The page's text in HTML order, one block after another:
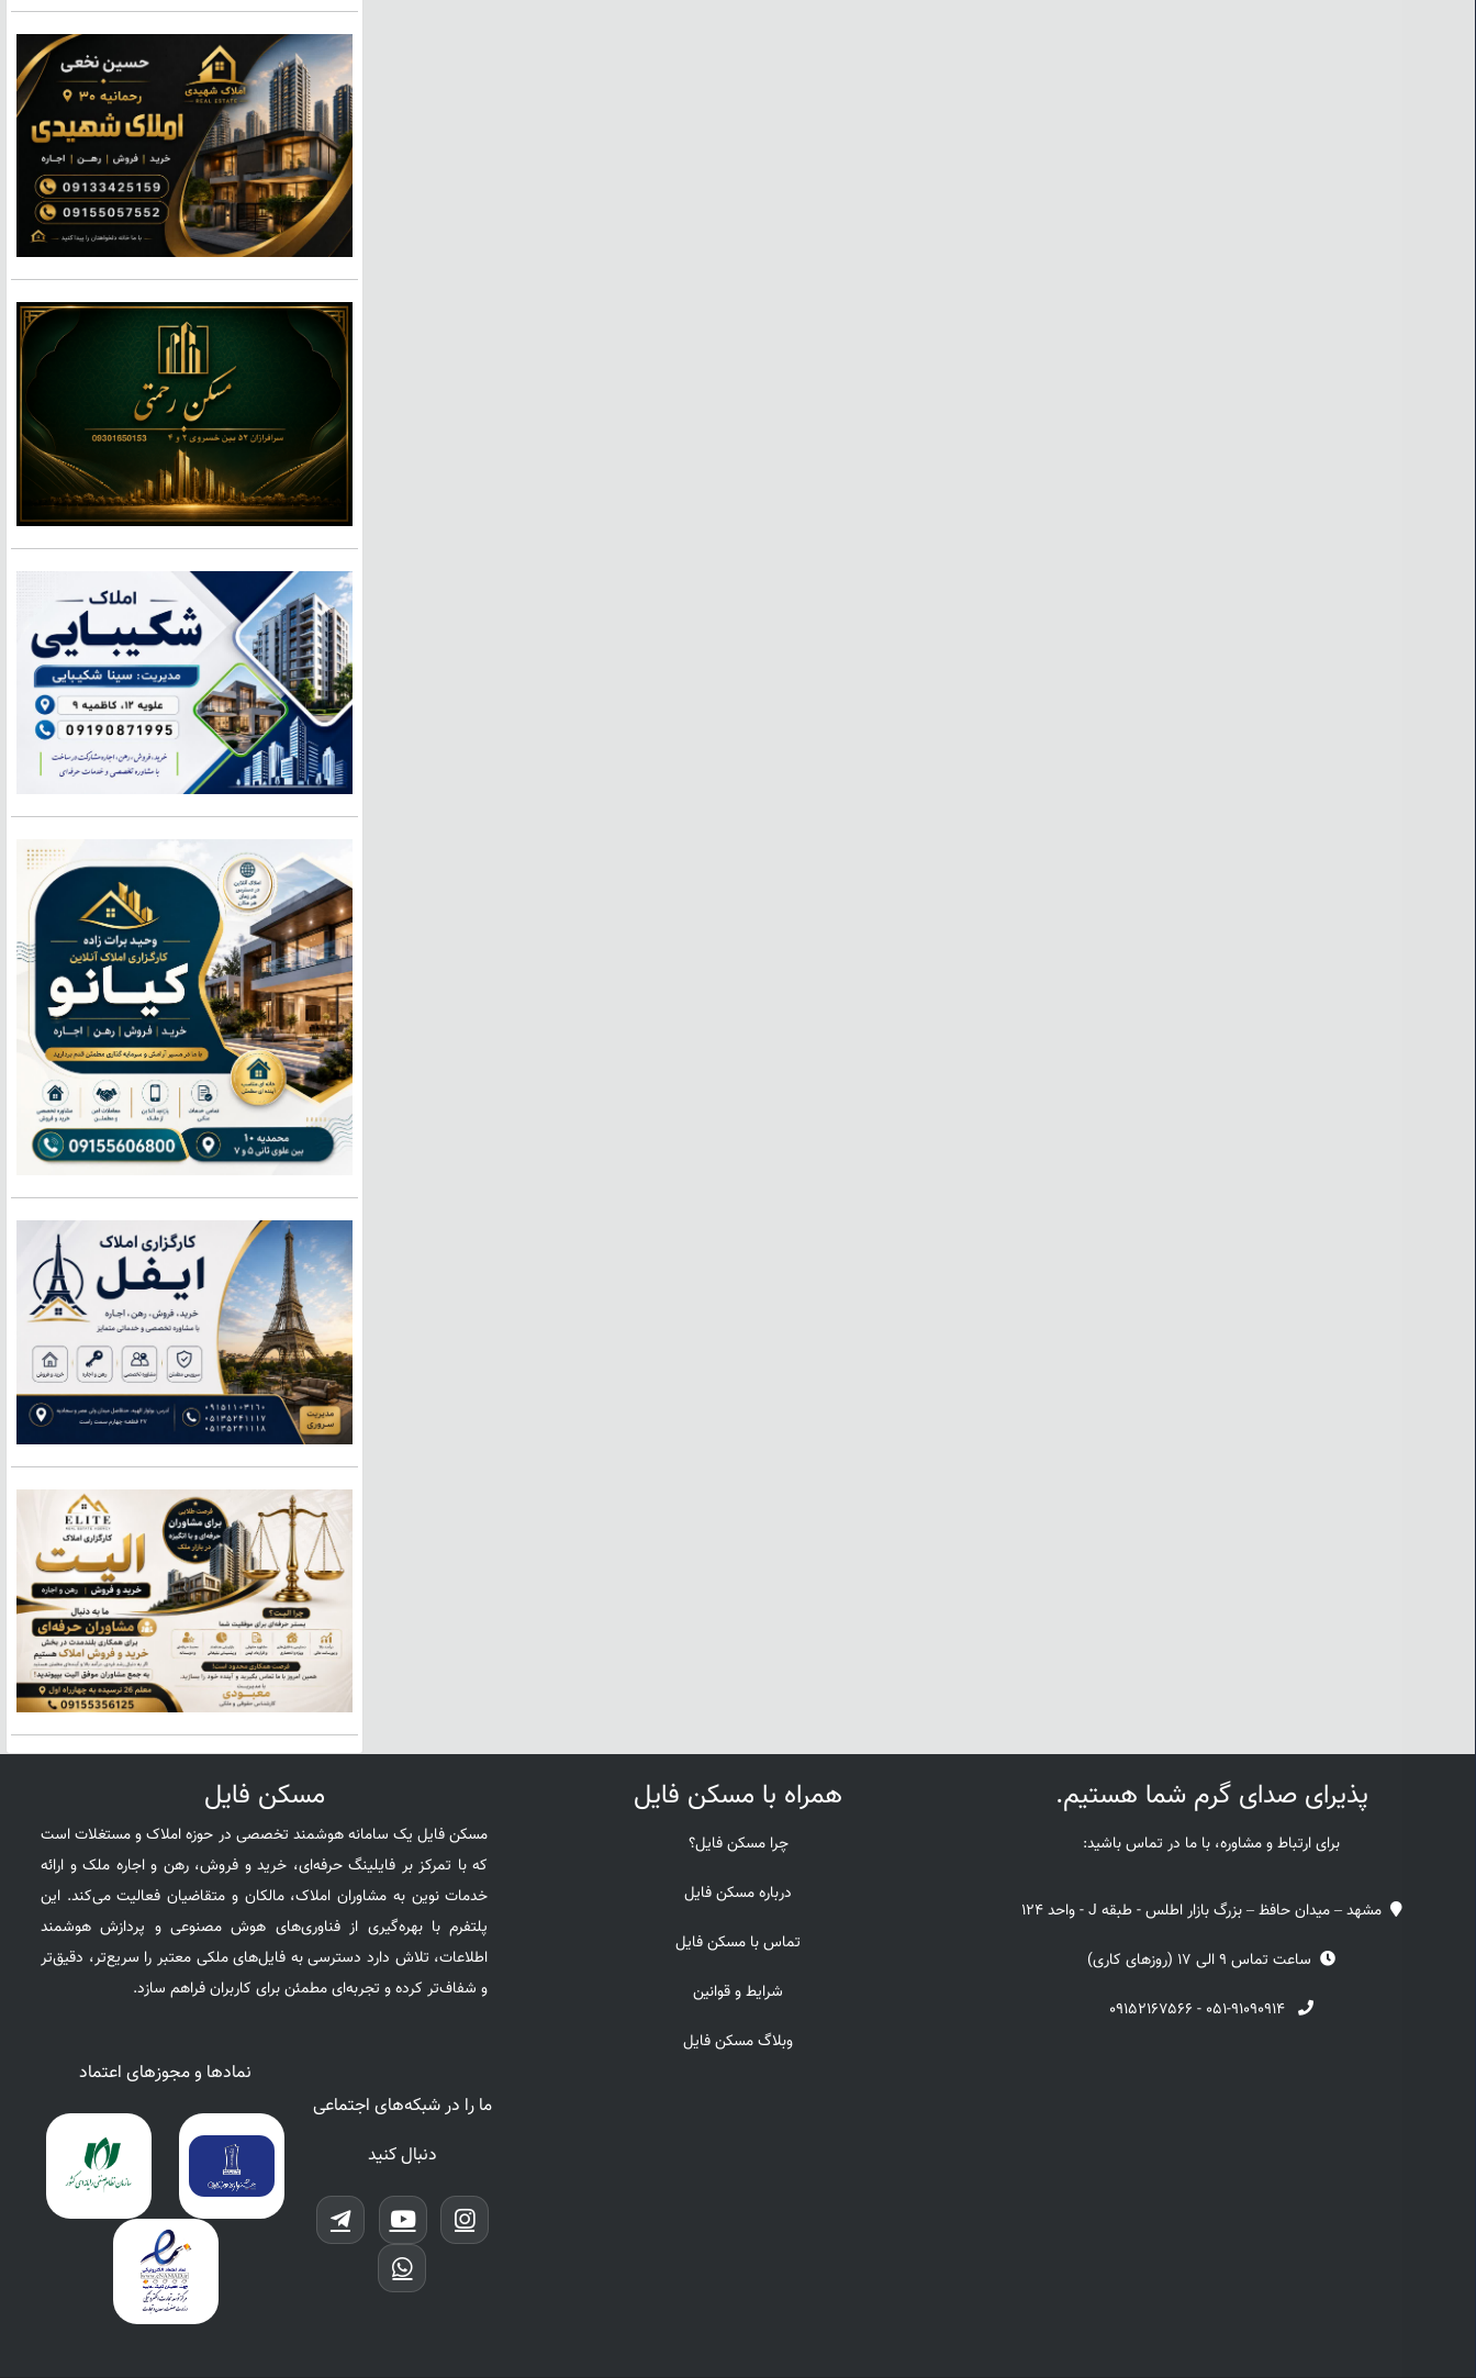
پذیرای صدای گرم شما هستیم.
برای ارتباط و مشاوره، با ما در تماس باشید:
مشهد – میدان حافظ – بزرگ بازار اطلس - طبقه J - واحد 124
ساعت تماس 9 الی 17 (روزهای کاری)
۰۵۱-۹۱۰۹۰۹۱۴ - ۰۹۱۵۲۱۶۷۵۶۶
همراه با مسکن فایل
چرا مسکن فایل؟
درباره مسکن فایل
تماس با مسکن فایل
شرایط و قوانین
وبلاگ مسکن فایل
مسکن فایل
مسکن فایل یک سامانه هوشمند تخصصی در حوزه املاک و مستغلات است
که با تمرکز بر فایلینگ حرفه‌ای، خرید و فروش، رهن و اجاره ملک و ارائه
خدمات نوین به مشاوران املاک، مالکان و متقاضیان فعالیت می‌کند. این
پلتفرم با بهره‌گیری از فناوری‌های هوش مصنوعی و پردازش هوشمند
اطلاعات، تلاش دارد دسترسی به فایل‌های ملکی معتبر را سریع‌تر، دقیق‌تر
و شفاف‌تر کرده و تجربه‌ای مطمئن برای کاربران فراهم سازد.
ما را در شبکه‌های اجتماعی
دنبال کنید
نمادها و مجوزهای اعتماد